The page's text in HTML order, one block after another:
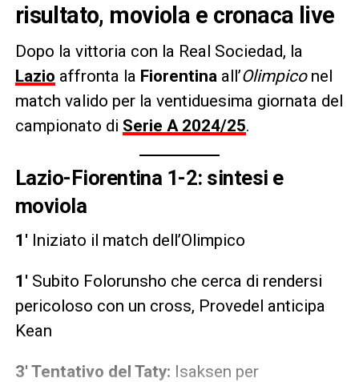
risultato, moviola e cronaca live
Dopo la vittoria con la Real Sociedad, la
Lazio affronta la Fiorentinaall’Olimpico nel
match valido per la ventiduesima giornata del
campionato di Serie A 2024/25.
Lazio-Fiorentina 1-2: sintesi e
moviola
1′ Iniziato il match dell’Olimpico
1′Subito Folorunsho che cerca di rendersi
pericoloso con un cross, Provedel anticipa
Kean
3′ Tentativo del Taty: Isaksen per